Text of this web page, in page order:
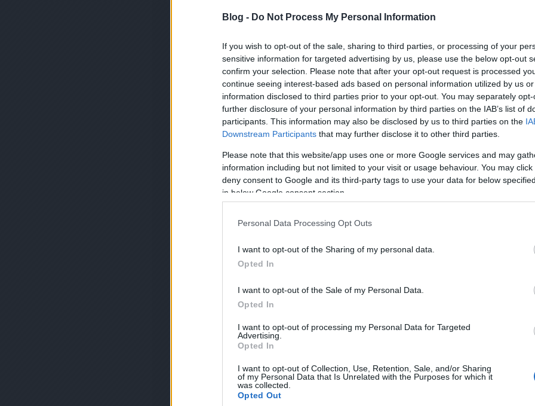
Blog - Do Not Process My Personal Information
If you wish to opt-out of the sale, sharing to third parties, or processing of your
sensitive information for targeted advertising by us, please use the below opt-out
confirm your selection. Please note that after your opt-out request is processed
continue seeing interest-based ads based on personal information utilized by us
information disclosed to third parties prior to your opt-out. You may separately
further disclosure of your personal information by third parties on the IAB’s list of
participants. This information may also be disclosed by us to third parties on the
Downstream Participants that may further disclose it to other third parties.
Please note that this website/app uses one or more Google services and may
information including but not limited to your visit or usage behaviour. You may
deny consent to Google and its third-party tags to use your data for below
in below Google consent section.
Personal Data Processing Opt Outs
I want to opt-out of the Sharing of my personal data.
Opted In
I want to opt-out of the Sale of my Personal Data.
Opted In
I want to opt-out of processing my Personal Data for Targeted
Advertising.
Opted In
I want to opt-out of Collection, Use, Retention, Sale, and/or Sharing
of my Personal Data that Is Unrelated with the Purposes for which it
was collected.
Opted Out
petúnia (1) kerti
védelme a fagytól
szerszámok (1)
kétütemű
zöldség (1) kísérlet
(19) kiskerti
(1) kiskert blog ( 1)
(1) kisméretű
koktélparadicsom
(1 ) komment (1)
komposztálás
)
(1 ) komposzt
könyvek
koppintás
krókusz (1) krumpli
(1 )
termesztése (1 )
mould (1 ) lelkes lajos
(1) madár (1)
medvehagyma a
1
(1) muroklégy
provance